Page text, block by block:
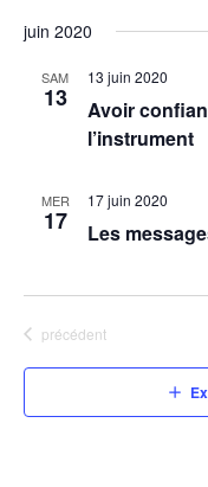
juin 2020
SAM
13
13 juin 2020
Avoir
l’instrument
MER
17
17 juin 2020
Les
Évènements
précédent